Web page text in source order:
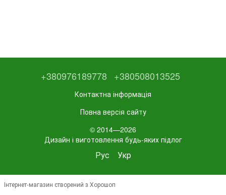
+380976189778 +380508013525
Контактна інформація
Повна версія сайту
© 2014—2026
Дизайн і виготовлення будь-яких підлог
Рус Укр
Інтернет-магазин створений з Хорошоп